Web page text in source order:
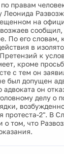
правам
на
сообщил,
По его словам,
в
к
кроме
с тем он
был допущен
адвоката он
делу о
протеста-2". В
о том, что